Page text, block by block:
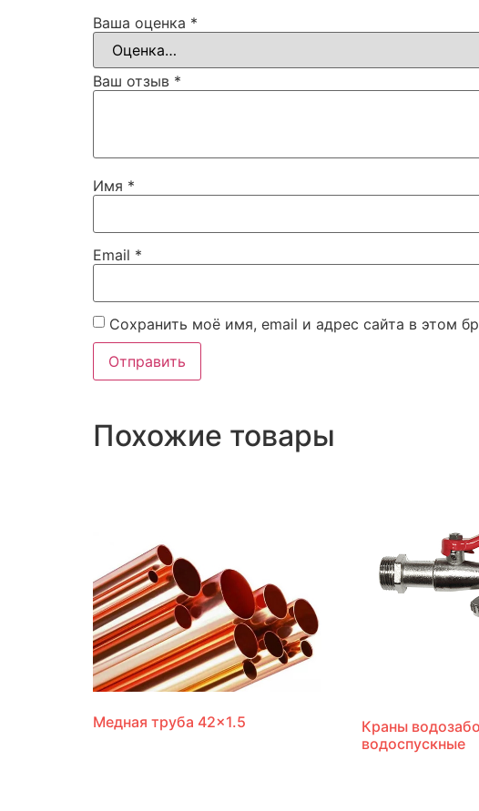
Ваша оценка *
Ваш отзыв *
Имя *
Email *
Сохранить моё имя, email и адрес сайта в этом
Похожие товары
Медная труба 42×1.5
Краны
водоспускные